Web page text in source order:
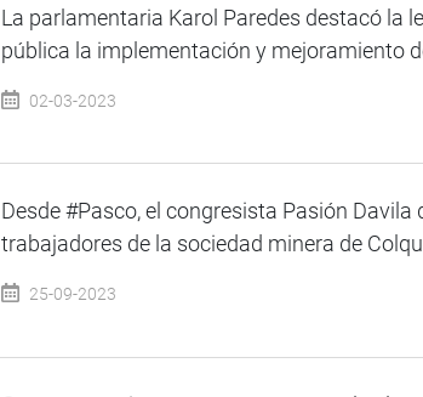
La parlamentaria Karol Paredes destacó la
pública la implementación y mejoramiento
02-03-2023
Desde #Pasco, el congresista Pasión
trabajadores de la sociedad minera de
25-09-2023